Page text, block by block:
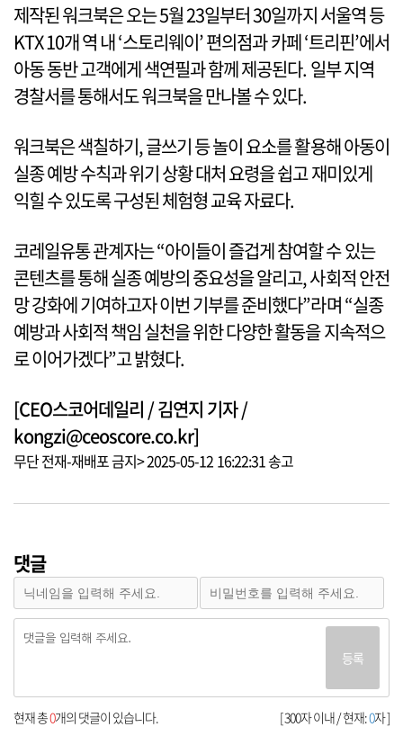
제작된 워크북은 오는 5월 23일부터 30일까지 서울역 등
KTX 10개 역 내 ‘스토리웨이’ 편의점과 카페 ‘트리핀’에서
아동 동반 고객에게 색연필과 함께 제공된다. 일부 지역
경찰서를 통해서도 워크북을 만나볼 수 있다.
워크북은 색칠하기, 글쓰기 등 놀이 요소를 활용해 아동이
실종 예방 수칙과 위기 상황 대처 요령을 쉽고 재미있게
익힐 수 있도록 구성된 체험형 교육 자료다.
코레일유통 관계자는 “아이들이 즐겁게 참여할 수 있는
콘텐츠를 통해 실종 예방의 중요성을 알리고, 사회적 안전
망 강화에 기여하고자 이번 기부를 준비했다”라며 “실종
예방과 사회적 책임 실천을 위한 다양한 활동을 지속적으
로 이어가겠다”고 밝혔다.
[CEO스코어데일리 / 김연지 기자 /
kongzi@ceoscore.co.kr]
무단 전재-재배포 금지> 2025-05-12 16:22:31 송고
댓글
등록
[ 300자 이내 / 현재:0자 ]
현재 총0개의 댓글이 있습니다.